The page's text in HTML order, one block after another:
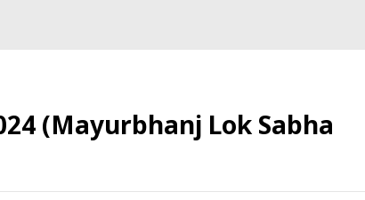
(Mayurbhanj Lok Sabha